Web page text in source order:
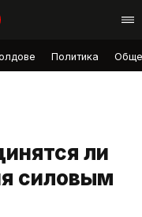
Политика
ли
силовым